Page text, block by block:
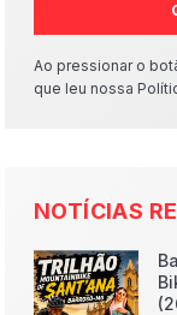
Ao pressionar o
que leu nossa
NOTÍCIAS